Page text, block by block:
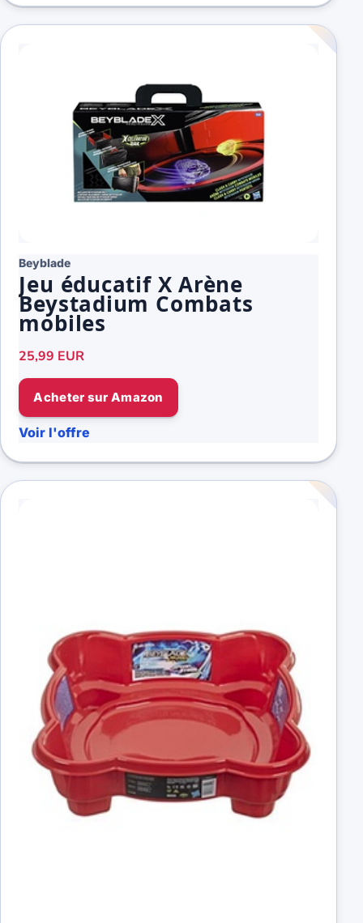
Beyblade
Jeu éducatif X Arène
Beystadium Combats
mobiles
25,99 EUR
Acheter sur Amazon
Voir l'offre